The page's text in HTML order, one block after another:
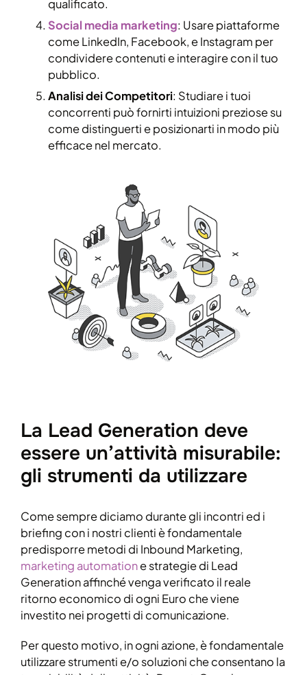
qualificato.
Social media marketing: Usare piattaforme
come LinkedIn, Facebook, e Instagram per
condividere contenuti e interagire con il tuo
pubblico.
Analisi dei Competitori: Studiare i tuoi
concorrenti può fornirti intuizioni preziose su
come distinguerti e posizionarti in modo più
efficace nel mercato.
La Lead Generation deve
essere un’attività misurabile:
gli strumenti da utilizzare
Come sempre diciamo durante gli incontri ed i
briefing con i nostri clienti è fondamentale
predisporre metodi di Inbound Marketing,
marketing automatione strategie di Lead
Generation affinché venga verificato il reale
ritorno economico di ogni Euro che viene
investito nei progetti di comunicazione.
Per questo motivo, in ogni azione, è fondamentale
utilizzare strumenti e/o soluzioni che consentano la